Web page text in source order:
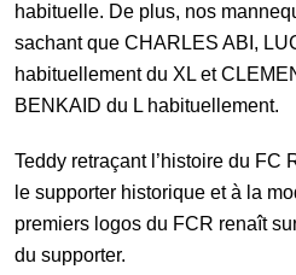
habituelle. De plus, nos
sachant que CHARLES ABI,
habituellement du XL et
BENKAID du L habituellement.
Teddy retraçant l’histoire du FC
le supporter historique et à la
premiers logos du FCR renaît
du supporter.